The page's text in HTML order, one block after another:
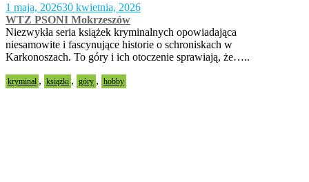
1 maja, 202630 kwietnia, 2026
WTZ PSONI Mokrzeszów
Niezwykła seria książek kryminalnych opowiadająca
niesamowite i fascynujące historie o schroniskach w
Karkonoszach. To góry i ich otoczenie sprawiają, że…..
kryminał , książki , góry , hobby